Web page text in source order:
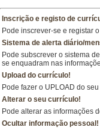
Inscrição e registo de
Pode inscrever-se e registar
Sistema de alerta diário/
Pode subscrever o sistema
se enquadram nas
Upload do currículo!
Pode fazer o UPLOAD do
Alterar o seu currículo!
Pode alterar as informações
Ocultar informação pessoal!